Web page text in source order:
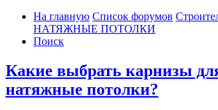
На главную Список форумов
НАТЯЖНЫЕ ПОТОЛКИ
Поиск
Какие выбрать карнизы
натяжные потолки?